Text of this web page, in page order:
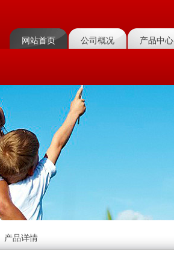
网站首页 公司概况 产品中心
产品详情